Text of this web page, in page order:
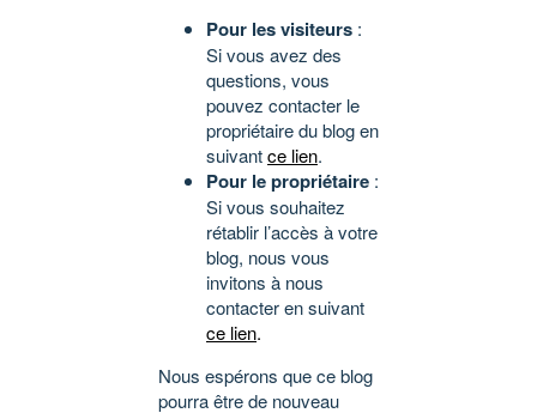
Pour les visiteurs :
Si vous avez des
questions, vous
pouvez contacter le
propriétaire du blog en
suivantce lien.
Pour le propriétaire :
Si vous souhaitez
rétablir l’accès à votre
blog, nous vous
invitons à nous
contacter en suivant
ce lien.
Nous espérons que ce blog
pourra être de nouveau